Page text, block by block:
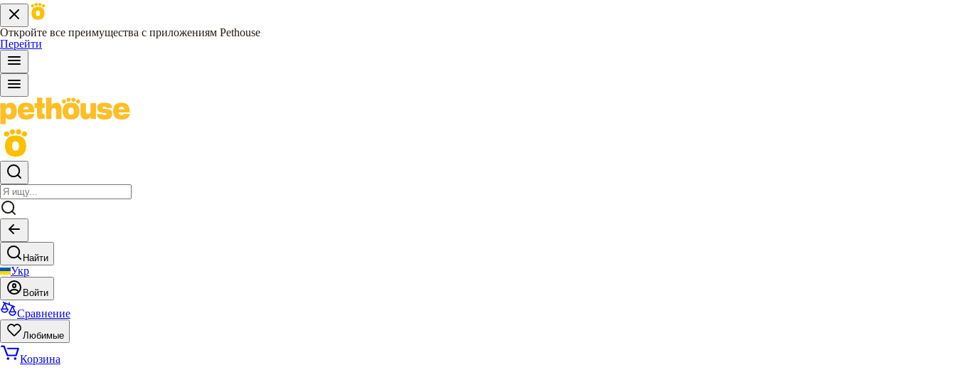
Откройте все преимущества с приложениям Pethouse
Перейти
Найти
Укр
Войти
Сравнение
Любимые
Корзина